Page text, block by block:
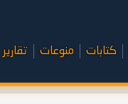
كتابات منوعات تقارير